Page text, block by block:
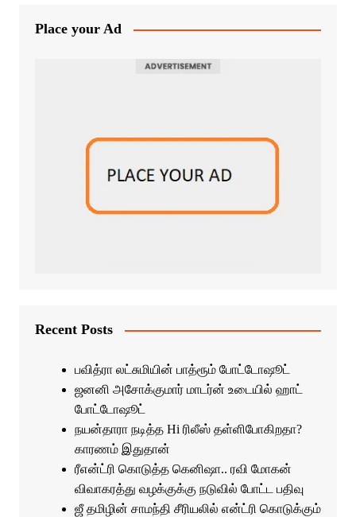
Place your Ad
Recent Posts
பவித்ரா லட்சுமியின் பாத்ரூம் போட்டோஷூட்
ஜனனி அசோக்குமார் மாடர்ன் உடையில் ஹாட்
போட்டோஷூட்
நயன்தாரா நடித்த Hi ரிலீஸ் தள்ளிபோகிறதா?
காரணம் இதுதான்
ரீஎன்ட்ரி கொடுத்த கெனிஷா.. ரவி மோகன்
விவாகரத்து வழக்குக்கு நடுவில் போட்ட பதிவு
ஜீ தமிழின் சாமந்தி சீரியலில் என்ட்ரி கொடுக்கும்